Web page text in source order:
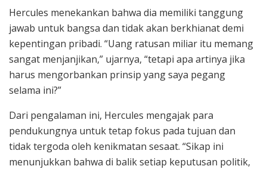
Hercules menekankan bahwa dia memiliki tanggung
jawab untuk bangsa dan tidak akan berkhianat demi
kepentingan pribadi. “Uang ratusan miliar itu memang
sangat menjanjikan,” ujarnya, “tetapi apa artinya jika
harus mengorbankan prinsip yang saya pegang
selama ini?”
Dari pengalaman ini, Hercules mengajak para
pendukungnya untuk tetap fokus pada tujuan dan
tidak tergoda oleh kenikmatan sesaat. “Sikap ini
menunjukkan bahwa di balik setiap keputusan politik,